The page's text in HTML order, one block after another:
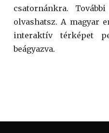
csatornánkra.
olvashatsz. A magyar
interaktív térképet
beágyazva.